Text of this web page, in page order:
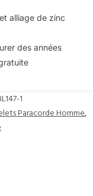
alliage de zinc
des années
1
Paracorde Homme,